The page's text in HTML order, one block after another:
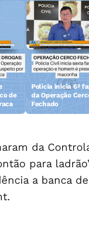
de
Polícia inicia 6ª
da Operação
Fechado
da
para
a banca